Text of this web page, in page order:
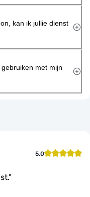
kan ik jullie dienst
met mijn
5.0
"